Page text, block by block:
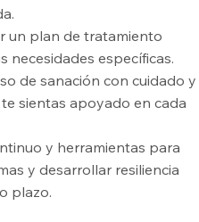
un plan de tratamiento
necesidades específicas.
de sanación con cuidado y
sientas apoyado en cada
y herramientas para
y desarrollar resiliencia
plazo.